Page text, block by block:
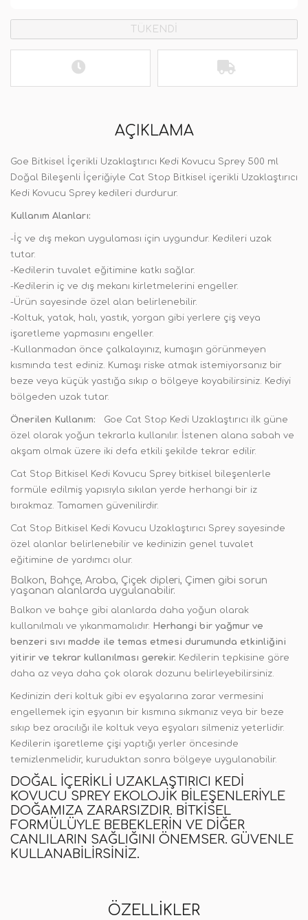
TÜKENDİ
AÇIKLAMA
Goe Bitkisel İçerikli Uzaklaştırıcı Kedi Kovucu Sprey 500 ml
Doğal Bileşenli İçeriğiyle Cat Stop Bitkisel içerikli Uzaklaştırıcı
Kedi Kovucu Sprey kedileri durdurur.
Kullanım Alanları:
-İç ve dış mekan uygulaması için uygundur. Kedileri uzak
tutar.
-Kedilerin tuvalet eğitimine katkı sağlar.
-Kedilerin iç ve dış mekanı kirletmelerini engeller.
-Ürün sayesinde özel alan belirlenebilir.
-Koltuk, yatak, halı, yastık, yorgan gibi yerlere çiş veya
işaretleme yapmasını engeller.
-Kullanmadan önce çalkalayınız, kumaşın görünmeyen
kısmında test ediniz. Kumaşı riske atmak istemiyorsanız bir
beze veya küçük yastığa sıkıp o bölgeye koyabilirsiniz. Kediyi
bölgeden uzak tutar.
Önerilen Kullanım: Goe Cat Stop Kedi Uzaklaştırıcı ilk güne
özel olarak yoğun tekrarla kullanılır. İstenen alana sabah ve
akşam olmak üzere iki defa etkili şekilde tekrar edilir.
Cat Stop Bitkisel Kedi Kovucu Sprey bitkisel bileşenlerle
formüle edilmiş yapısıyla sıkılan yerde herhangi bir iz
bırakmaz. Tamamen güvenilirdir.
Cat Stop Bitkisel Kedi Kovucu Uzaklaştırıcı Sprey sayesinde
özel alanlar belirlenebilir ve kedinizin genel tuvalet
eğitimine de yardımcı olur.
Balkon, Bahçe, Araba, Çiçek dipleri, Çimen gibi sorun
yaşanan alanlarda uygulanabilir.
Balkon ve bahçe gibi alanlarda daha yoğun olarak
kullanılmalı ve yıkanmamalıdır. Herhangi bir yağmur ve
benzeri sıvı madde ile temas etmesi durumunda etkinliğini
yitirir ve tekrar kullanılması gerekir. Kedilerin tepkisine göre
daha az veya daha çok olarak dozunu belirleyebilirsiniz.
Kedinizin deri koltuk gibi ev eşyalarına zarar vermesini
engellemek için eşyanın bir kısmına sıkmanız veya bir beze
sıkıp bez aracılığı ile koltuk veya eşyaları silmeniz yeterlidir.
Kedilerin işaretleme çişi yaptığı yerler öncesinde
temizlenmelidir, kuruduktan sonra bölgeye uygulanabilir.
DOĞAL IÇERIKLI UZAKLAŞTIRICI KEDI
KOVUCU SPREY EKOLOJIK BILEŞENLERIYLE
DOĞAMIZA ZARARSIZDIR. BITKISEL
FORMÜLÜYLE BEBEKLERIN VE DIĞER
CANLILARIN SAĞLIĞINI ÖNEMSER. GÜVENLE
KULLANABILIRSINIZ.
ÖZELLIKLER